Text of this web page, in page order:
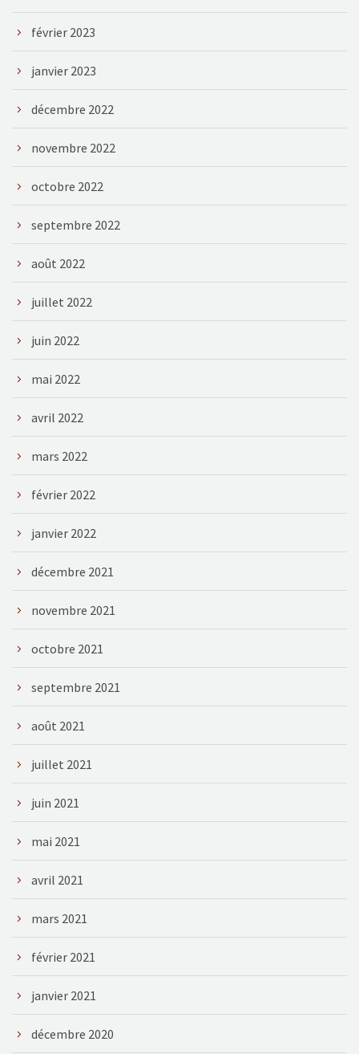
février 2023
janvier 2023
décembre 2022
novembre 2022
octobre 2022
septembre 2022
août 2022
juillet 2022
juin 2022
mai 2022
avril 2022
mars 2022
février 2022
janvier 2022
décembre 2021
novembre 2021
octobre 2021
septembre 2021
août 2021
juillet 2021
juin 2021
mai 2021
avril 2021
mars 2021
février 2021
janvier 2021
décembre 2020